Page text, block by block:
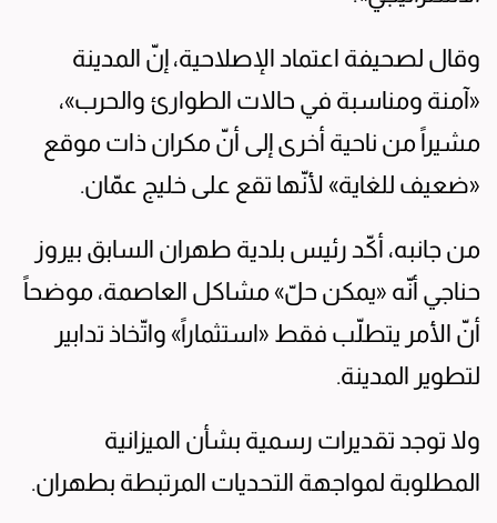
وقال لصحيفة اعتماد الإصلاحية، إنّ المدينة
«آمنة ومناسبة في حالات الطوارئ والحرب»،
مشيراً من ناحية أخرى إلى أنّ مكران ذات موقع
«ضعيف للغاية» لأنّها تقع على خليج عمّان.
من جانبه، أكّد رئيس بلدية طهران السابق بيروز
حناجي أنّه «يمكن حلّ» مشاكل العاصمة، موضحاً
أنّ الأمر يتطلّب فقط «استثماراً» واتّخاذ تدابير
لتطوير المدينة.
ولا توجد تقديرات رسمية بشأن الميزانية
المطلوبة لمواجهة التحديات المرتبطة بطهران.